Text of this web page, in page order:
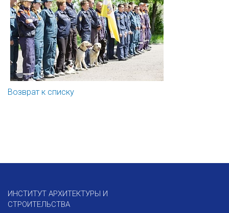
Возврат к списку
ИНСТИТУТ АРХИТЕКТУРЫ И
СТРОИТЕЛЬСТВА